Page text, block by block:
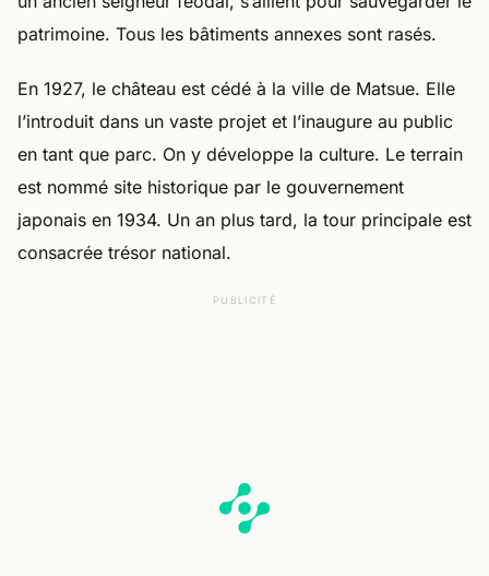
patrimoine. Tous les bâtiments annexes sont rasés.
En 1927, le château est cédé à la ville de Matsue. Elle
l’introduit dans un vaste projet et l’inaugure au public
en tant que parc. On y développe la culture. Le terrain
est nommé site historique par le gouvernement
japonais en 1934. Un an plus tard, la tour principale est
consacrée trésor national.
PUBLICITÉ